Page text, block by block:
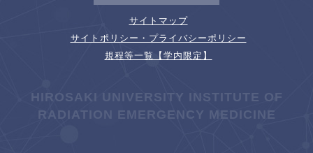
サイトマップ
サイトポリシー・プライバシーポリシー
規程等一覧【学内限定】
HIROSAKI UNIVERSITY INSTITUTE OF
RADIATION EMERGENCY MEDICINE